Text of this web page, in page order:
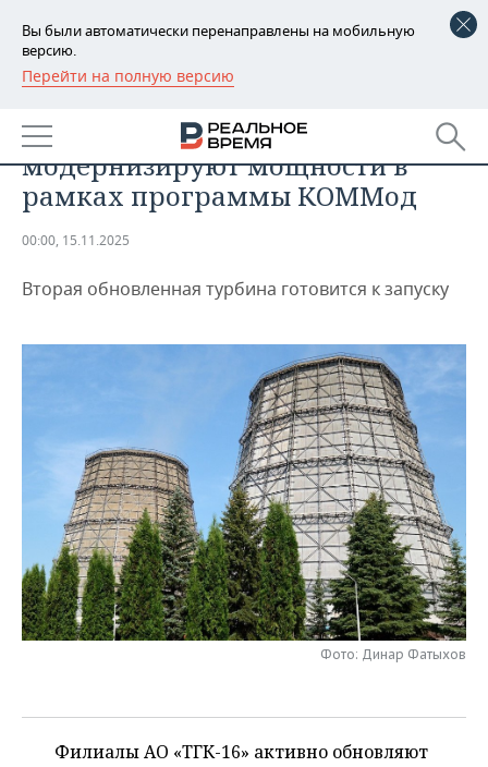
Вы были автоматически перенаправлены на мобильную
версию.
Перейти на полную версию
РЕГИОНЫ
БАШКОРТОСТАН
ТАТАРСТАН
НОВОСТИ
АНАЛИТИКА
ДЕКЛАРАЦИИ О ДОХОДАХ
ТОРГОВЫЕ ЦЕНТРЫ
ТАТАРСТАНА
НОВОСТИ ЭКОНОМИКИ
ИНВЕСТИЦИИ
ПРОМЫШЛЕННОСТЬ
ПРОМЫШЛЕННОСТИ
МАШИНОСТРОЕНИЕ
НЕФТЕХИМИЯ
НЕФТЬ
ОПК
ЭНЕРГЕТИКА
НОВОСТИ НЕДВИЖИМОСТИ
НОВОСТИ БИЗНЕСА
РОЗНИЧНАЯ ТОРГОВЛЯ
ТРАНСПОРТ
УСЛУГИ
ТЕХНОЛОГИИ
НОВОСТИ ТЕХНОЛОГИЙ
IT
МЕДИА
МЕРОПРИЯТИЯ
НОВОСТИ МЕРОПРИЯТИЙ
ВЫЕЗДНАЯ РЕДАКЦИЯ
СПОРТ
НОВОСТИ СПОРТА
ОБЩЕСТВО
Филиалы ТГК-16 активно
модернизируют мощности в
рамках программы КОММод
00:00, 15.11.2025
Вторая обновленная турбина готовится к запуску
Фото: Динар Фатыхов
Филиалы АО «ТГК-16» активно обновляют